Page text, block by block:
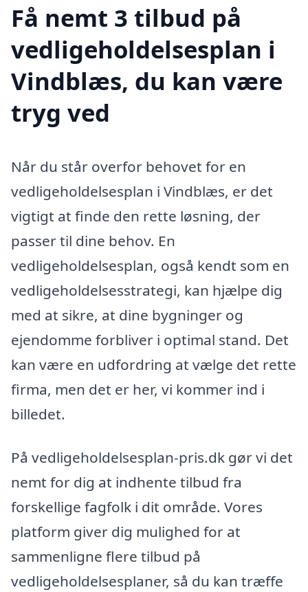
Få nemt 3 tilbud på
vedligeholdelsesplan i
Vindblæs, du kan være
tryg ved
Når du står overfor behovet for en
vedligeholdelsesplan i Vindblæs, er det
vigtigt at finde den rette løsning, der
passer til dine behov. En
vedligeholdelsesplan, også kendt som en
vedligeholdelsesstrategi, kan hjælpe dig
med at sikre, at dine bygninger og
ejendomme forbliver i optimal stand. Det
kan være en udfordring at vælge det rette
firma, men det er her, vi kommer ind i
billedet.
På vedligeholdelsesplan-pris.dk gør vi det
nemt for dig at indhente tilbud fra
forskellige fagfolk i dit område. Vores
platform giver dig mulighed for at
sammenligne flere tilbud på
vedligeholdelsesplaner, så du kan træffe